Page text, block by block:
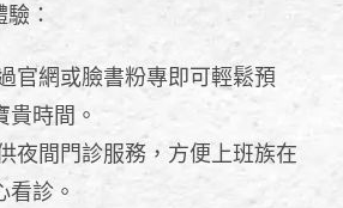
：
官網或臉書粉專即可輕鬆預
貴時間。
夜間門診服務，方便上班族在
看診。